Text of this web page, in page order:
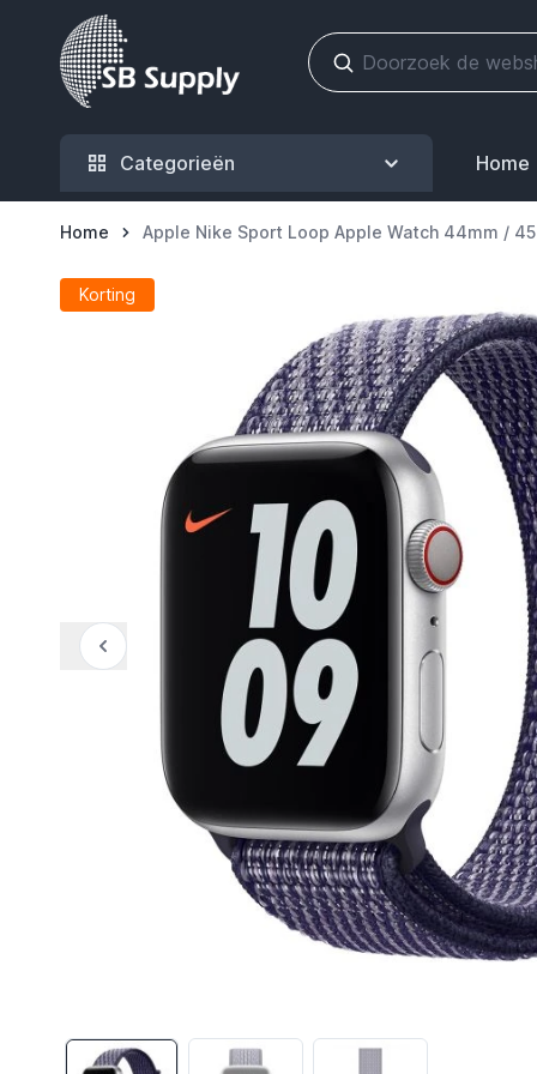
Ga naar de inhoud
Categorieën Home
Home Apple Nike Sport Loop Apple Watch 44mm /
Korting